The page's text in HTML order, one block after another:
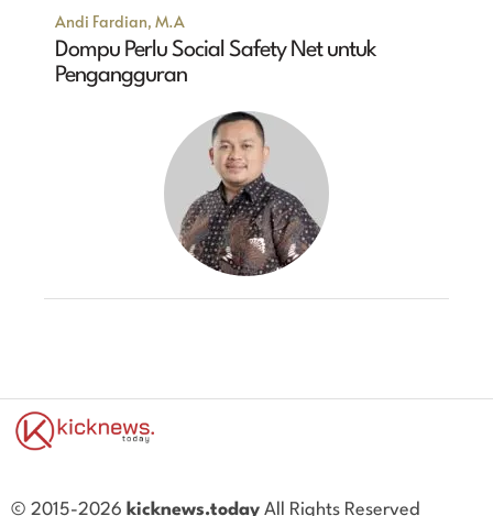
Andi Fardian, M.A
Dompu Perlu Social Safety Net untuk
Pengangguran
© 2015-2026 kicknews.today All Rights Reserved